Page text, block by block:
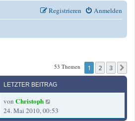
Anmelden
Registrieren
53 Themen 1 2 3
LETZTER BEITRAG
L
e
t
von Christoph
24. Mai 2010, 00:53